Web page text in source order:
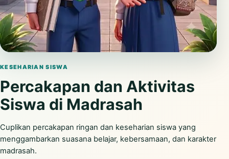
KESEHARIAN SISWA
Percakapan dan Aktivitas
Siswa di Madrasah
Cuplikan percakapan ringan dan keseharian siswa yang
menggambarkan suasana belajar, kebersamaan, dan karakter
madrasah.
Putar video